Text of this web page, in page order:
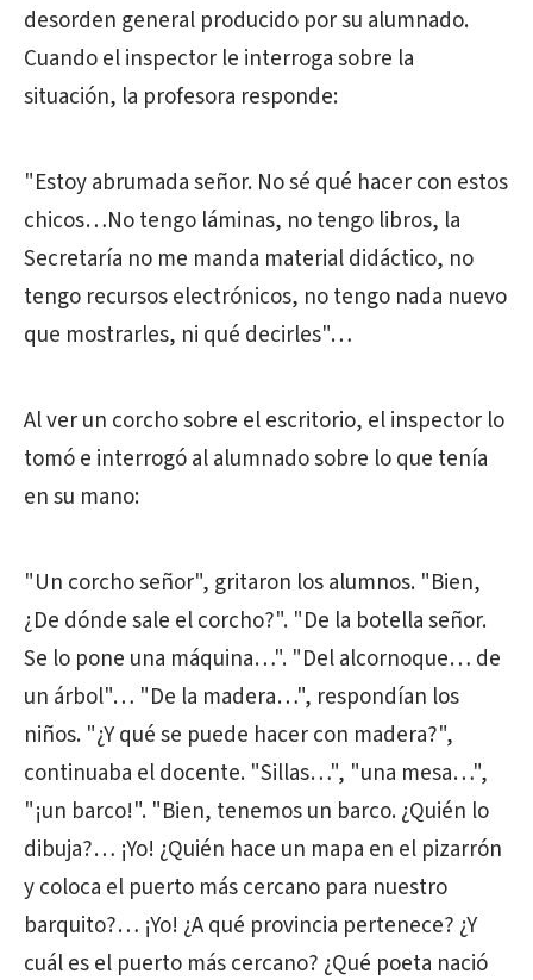
desorden general producido por su alumnado.
Cuando el inspector le interroga sobre la
situación, la profesora responde:
"Estoy abrumada señor. No sé qué hacer con estos
chicos…No tengo láminas, no tengo libros, la
Secretaría no me manda material didáctico, no
tengo recursos electrónicos, no tengo nada nuevo
que mostrarles, ni qué decirles"…
Al ver un corcho sobre el escritorio, el inspector lo
tomó e interrogó al alumnado sobre lo que tenía
en su mano:
"Un corcho señor", gritaron los alumnos. "Bien,
¿De dónde sale el corcho?". "De la botella señor.
Se lo pone una máquina…". "Del alcornoque… de
un árbol"… "De la madera…", respondían los
niños. "¿Y qué se puede hacer con madera?",
continuaba el docente. "Sillas…", "una mesa…",
"¡un barco!". "Bien, tenemos un barco. ¿Quién lo
dibuja?… ¡Yo! ¿Quién hace un mapa en el pizarrón
y coloca el puerto más cercano para nuestro
barquito?… ¡Yo! ¿A qué provincia pertenece? ¿Y
cuál es el puerto más cercano? ¿Qué poeta nació